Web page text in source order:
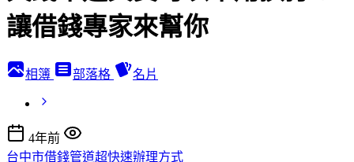
讓借錢專家來幫你
相簿 部落格 名片
4年前
台中市借錢管道超快速辦理方式